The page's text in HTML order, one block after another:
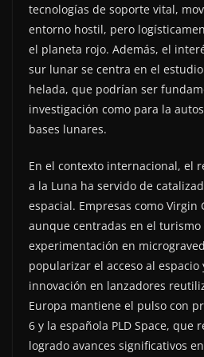
tecnologías de soporte vital,
entorno hostil, pero
el planeta rojo. Además, el
sur lunar se centra en el
helada, que podrían ser
investigación como para la
bases lunares.
En el contexto internacional, el
a la Luna ha servido de
espacial. Empresas como Virgin
aunque centradas en el
experimentación en
popularizar el acceso al espacio
innovación en lanzadores
Europa mantiene el pulso con
6 y la española PLD Space, que
logrado avances significativos